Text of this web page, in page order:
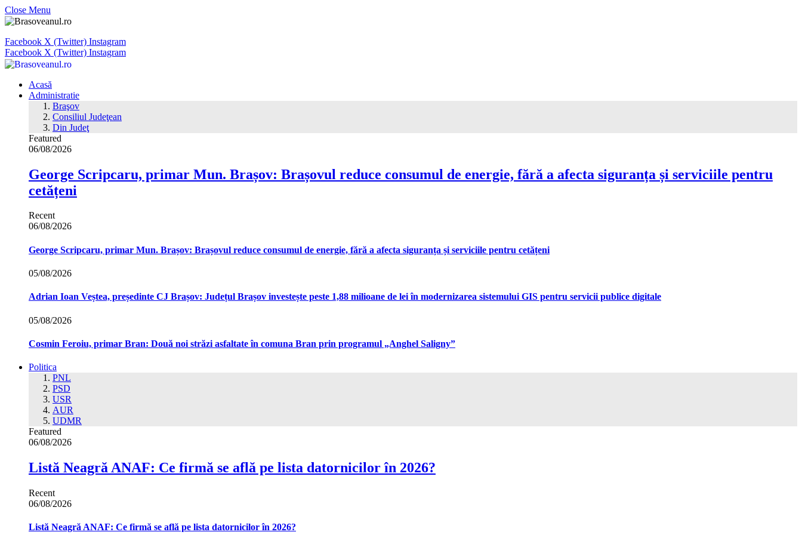
Close Menu
Facebook X (Twitter) Instagram
Facebook X (Twitter) Instagram
Acasă
Administratie
Braşov
Consiliul Judeţean
Din Judeţ
Featured
06/08/2026
George Scripcaru, primar Mun. Brașov: Brașovul reduce consumul de energie, fără a afecta siguranța și serviciile pentru
cetățeni
Recent
06/08/2026
George Scripcaru, primar Mun. Brașov: Brașovul reduce consumul de energie, fără a afecta siguranța și serviciile pentru cetățeni
05/08/2026
Adrian Ioan Veștea, președinte CJ Brașov: Județul Brașov investește peste 1,88 milioane de lei în modernizarea sistemului GIS pentru servicii publice digitale
05/08/2026
Cosmin Feroiu, primar Bran: Două noi străzi asfaltate în comuna Bran prin programul „Anghel Saligny”
Politica
PNL
PSD
USR
AUR
UDMR
Featured
06/08/2026
Listă Neagră ANAF: Ce firmă se află pe lista datornicilor în 2026?
Recent
06/08/2026
Listă Neagră ANAF: Ce firmă se află pe lista datornicilor în 2026?